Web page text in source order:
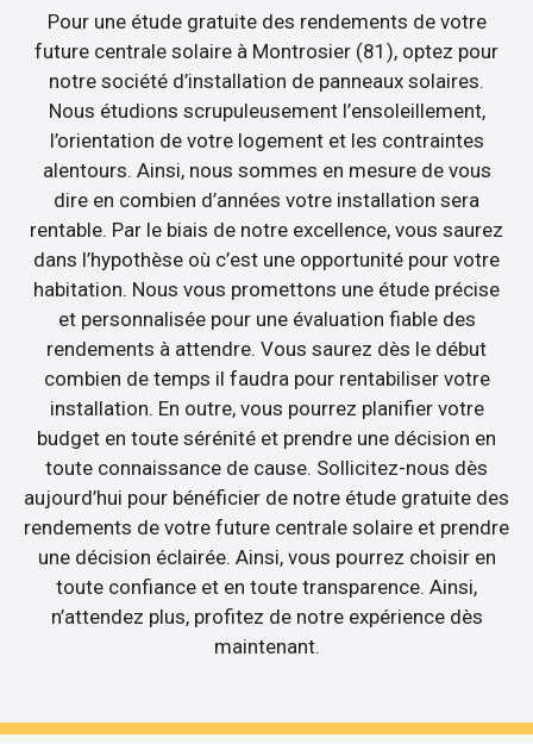
Pour une étude gratuite des rendements de votre
future centrale solaire à Montrosier (81), optez pour
notre société d’installation de panneaux solaires.
Nous étudions scrupuleusement l’ensoleillement,
l’orientation de votre logement et les contraintes
alentours. Ainsi, nous sommes en mesure de vous
dire en combien d’années votre installation sera
rentable. Par le biais de notre excellence, vous saurez
dans l’hypothèse où c’est une opportunité pour votre
habitation. Nous vous promettons une étude précise
et personnalisée pour une évaluation fiable des
rendements à attendre. Vous saurez dès le début
combien de temps il faudra pour rentabiliser votre
installation. En outre, vous pourrez planifier votre
budget en toute sérénité et prendre une décision en
toute connaissance de cause. Sollicitez-nous dès
aujourd’hui pour bénéficier de notre étude gratuite des
rendements de votre future centrale solaire et prendre
une décision éclairée. Ainsi, vous pourrez choisir en
toute confiance et en toute transparence. Ainsi,
n’attendez plus, profitez de notre expérience dès
maintenant.